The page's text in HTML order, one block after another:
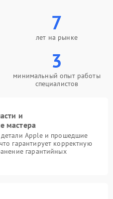
7
лет на рынке
3
минимальный опыт работы
специалистов
и
мастера
Apple и прошедшие
гарантирует корректную
гарантийных